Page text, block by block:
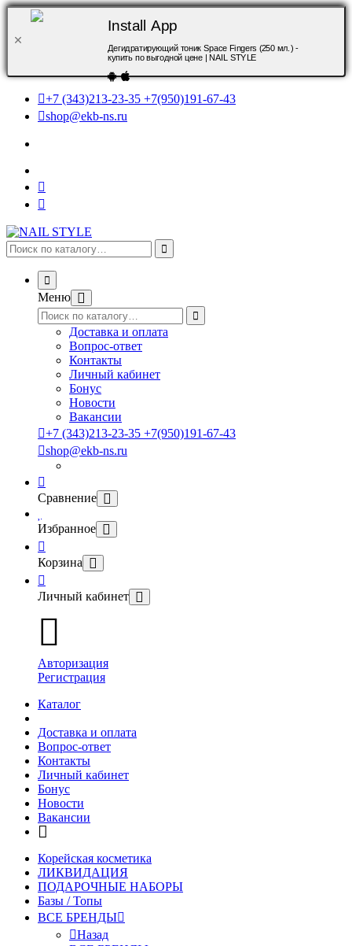
Install App
Дегидратирующий тоник Space Fingers (250 мл.) -
купить по выгодной цене | NAIL STYLE
+7 (343)213-23-35 +7(950)191-67-43
shop@ekb-ns.ru
Меню
Доставка и оплата
Вопрос-ответ
Контакты
Личный кабинет
Бонус
Новости
Вакансии
+7 (343)213-23-35 +7(950)191-67-43
shop@ekb-ns.ru
Сравнение
Избранное
Корзина
Личный кабинет
Авторизация
Регистрация
Каталог
Доставка и оплата
Вопрос-ответ
Контакты
Личный кабинет
Бонус
Новости
Вакансии
Корейская косметика
ЛИКВИДАЦИЯ
ПОДАРОЧНЫЕ НАБОРЫ
Базы / Топы
ВСЕ БРЕНДЫ
Назад